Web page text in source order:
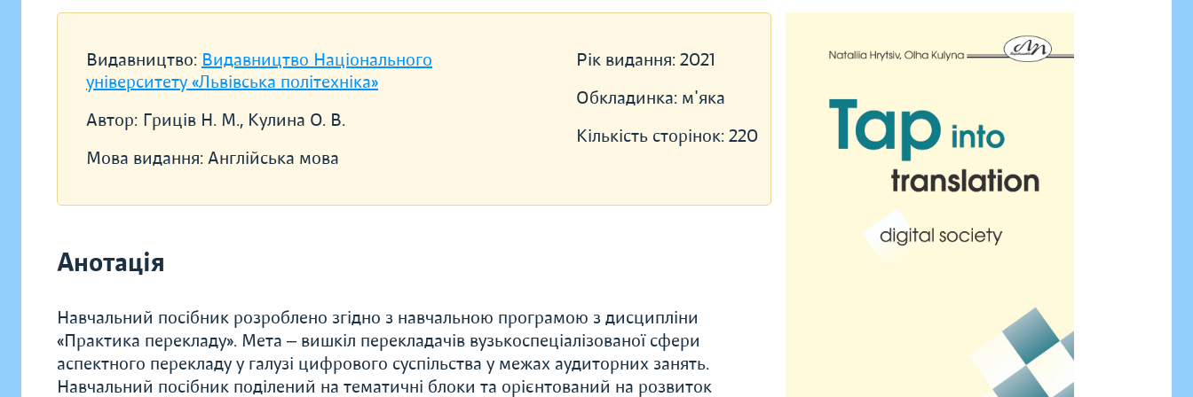
Видавництво: Видавництво Національного
університету «Львівська політехніка»
Автор: Гриців Н. М., Кулина О. В.
Мова видання: Англійська мова
Рік видання: 2021
Обкладинка: м'яка
Кількість сторінок: 220
Анотація
Навчальний посібник розроблено згідно з навчальною програмою з дисципліни
«Практика перекладу». Мета ‒ вишкіл перекладачів вузькоспеціалізованої сфери
аспектного перекладу у галузі цифрового суспільства у межах аудиторних занять.
Навчальний посібник поділений на тематичні блоки та орієнтований на розвиток